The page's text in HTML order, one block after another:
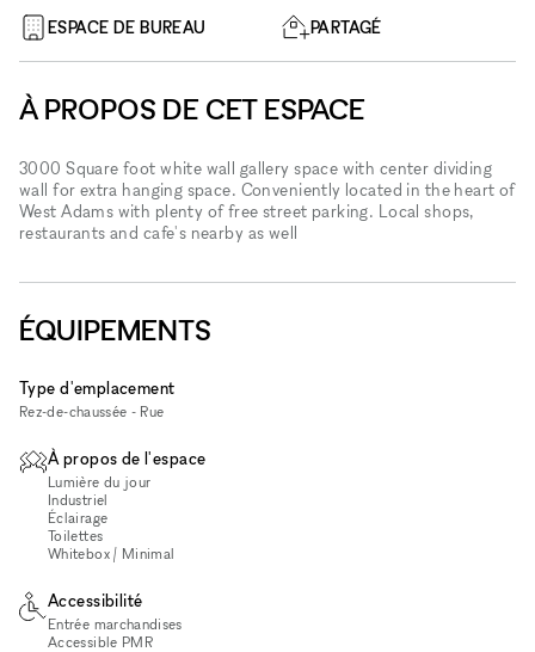
ESPACE DE BUREAU PARTAGÉ
À PROPOS DE CET ESPACE
3000 Square foot white wall gallery space with center dividing
wall for extra hanging space. Conveniently located in the heart of
West Adams with plenty of free street parking. Local shops,
restaurants and cafe's nearby as well
ÉQUIPEMENTS
Type d'emplacement
Rez-de-chaussée - Rue
À propos de l'espace
Lumière du jour
Industriel
Éclairage
Toilettes
Whitebox / Minimal
Accessibilité
Entrée marchandises
Accessible PMR